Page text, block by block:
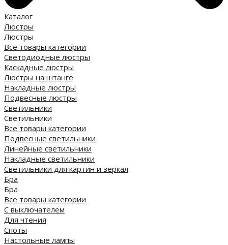
Каталог
Люстры
Люстры
Все товары категории
Светодиодные люстры
Каскадные люстры
Люстры на штанге
Накладные люстры
Подвесные люстры
Светильники
Светильники
Все товары категории
Подвесные светильники
Линейные светильники
Накладные светильники
Светильники для картин и зеркал
Бра
Бра
Все товары категории
С выключателем
Для чтения
Споты
Настольные лампы